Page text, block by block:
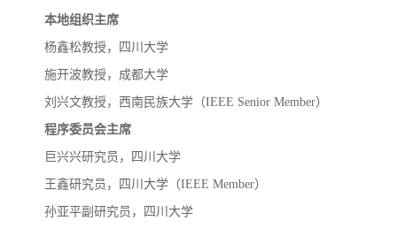
本地组织主席
杨鑫松教授，四川大学
施开波教授，成都大学
刘兴文教授，西南民族大学（IEEE Senior Member）
程序委员会主席
巨兴兴研究员，四川大学
王鑫研究员，四川大学（IEEE Member）
孙亚平副研究员，四川大学